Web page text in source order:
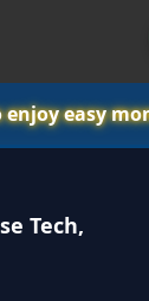
easy
Tech,